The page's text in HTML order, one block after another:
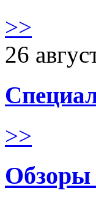
>>
26
>>
Обзоры